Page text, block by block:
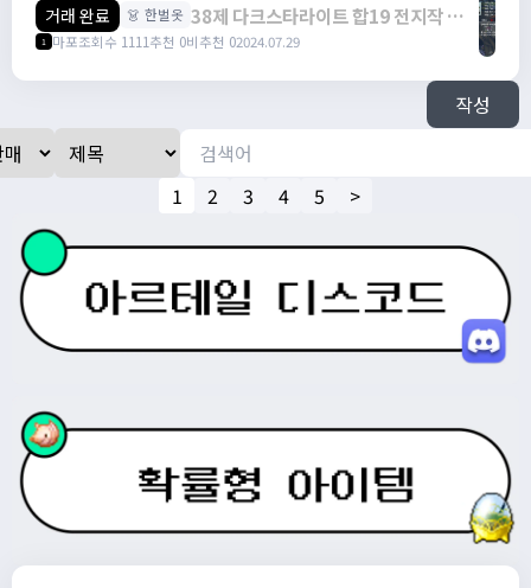
거래 완료 👗 한벌옷 38제 다크스타라이트 합19 전지작 팔
아요 / 35,000,000 / 38제 다크스타라
이트 합19 전지작 팔아요 /
https://open.kakao.com/o/sbbhNgfg
1 마포조회수 1111추천 0비추천 02024.07.29
작성
1 2 3 4 5 >